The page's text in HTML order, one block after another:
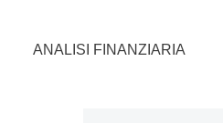
ANALISI FINANZIARIA